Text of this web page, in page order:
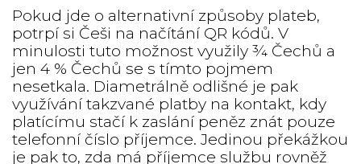
Pokud jde o alternativní způsoby plateb,
potrpí si Češi na načítání QR kódů. V
minulosti tuto možnost využily ¾ Čechů a
jen 4 % Čechů se s tímto pojmem
nesetkala. Diametrálně odlišné je pak
využívání takzvané platby na kontakt, kdy
platícímu stačí k zaslání peněz znát pouze
telefonní číslo příjemce. Jedinou překážkou
je pak to, zda má příjemce službu rovněž